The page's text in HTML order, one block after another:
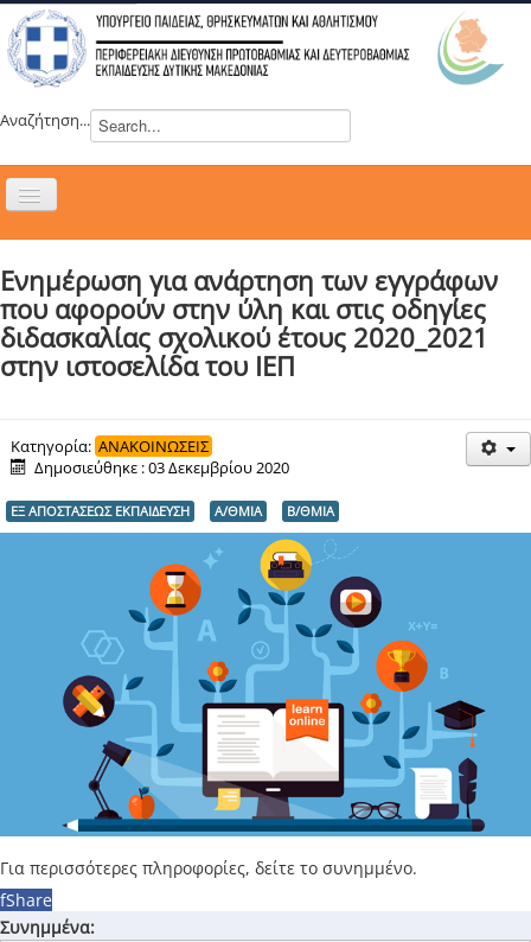
Αναζήτηση...
Εναλλαγή
ΝΕΑ
ΣΥΜΒΟΥΛΙΑ
ΕΥΡΩΠΑΪΚΑ ΠΡΟΓΡΑΜΜΑΤΑ
ΔΡΑΣΕΙΣ
ΕΠΙΚΟΙΝΩΝΙΑ
ΕΞ ΑΠΟΣΤΑΣΕΩΣ ΕΚΠΑΙΔΕΥΣΗ
Ενημέρωση για ανάρτηση των εγγράφων
που αφορούν στην ύλη και στις οδηγίες
διδασκαλίας σχολικού έτους 2020_2021
στην ιστοσελίδα του ΙΕΠ
Κατηγορία: ΑΝΑΚΟΙΝΩΣΕΙΣ
Δημοσιεύθηκε : 03 Δεκεμβρίου 2020
ΕΞ ΑΠΟΣΤΑΣΕΩΣ ΕΚΠΑΙΔΕΥΣΗ Α/ΘΜΙΑ Β/ΘΜΙΑ
Για περισσότερες πληροφορίες, δείτε το συνημμένο.
fShare
Συνημμένα: